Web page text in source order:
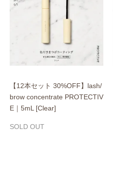
【12本セット 30%OFF】lash/
brow concentrate PROTECTIV
E｜5mL [Clear]
SOLD OUT